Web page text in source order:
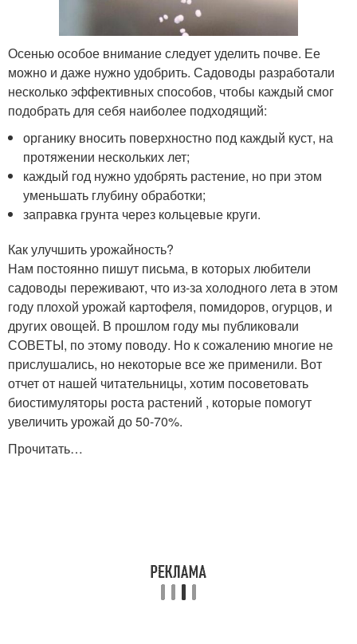
Осенью особое внимание следует уделить почве. Ее
можно и даже нужно удобрить. Садоводы разработали
несколько эффективных способов, чтобы каждый смог
подобрать для себя наиболее подходящий:
органику вносить поверхностно под каждый куст, на
протяжении нескольких лет;
каждый год нужно удобрять растение, но при этом
уменьшать глубину обработки;
заправка грунта через кольцевые круги.
Как улучшить урожайность?
Нам постоянно пишут письма, в которых любители
садоводы переживают, что из-за холодного лета в этом
году плохой урожай картофеля, помидоров, огурцов, и
других овощей. В прошлом году мы публиковали
СОВЕТЫ, по этому поводу. Но к сожалению многие не
прислушались, но некоторые все же применили. Вот
отчет от нашей читательницы, хотим посоветовать
биостимуляторы роста растений , которые помогут
увеличить урожай до 50-70%.
Прочитать…